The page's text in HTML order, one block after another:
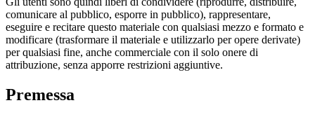
comunicare al pubblico, esporre in pubblico), rappresentare,
eseguire e recitare questo materiale con qualsiasi mezzo e formato e
modificare (trasformare il materiale e utilizzarlo per opere derivate)
per qualsiasi fine, anche commerciale con il solo onere di
attribuzione, senza apporre restrizioni aggiuntive.
Premessa